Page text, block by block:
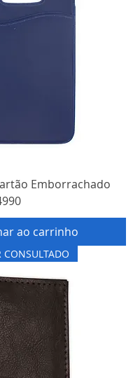
Emborrachado
ao carrinho
CONSULTADO